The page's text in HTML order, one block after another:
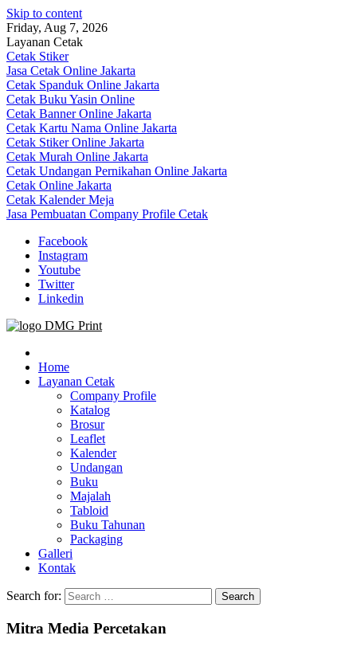
Skip to content
Friday, Aug 7, 2026
Layanan Cetak
Cetak Stiker
Jasa Cetak Online Jakarta
Cetak Spanduk Online Jakarta
Cetak Buku Yasin Online
Cetak Banner Online Jakarta
Cetak Kartu Nama Online Jakarta
Cetak Stiker Online Jakarta
Cetak Murah Online Jakarta
Cetak Undangan Pernikahan Online Jakarta
Cetak Online Jakarta
Cetak Kalender Meja
Jasa Pembuatan Company Profile Cetak
Facebook
Instagram
Youtube
Twitter
Linkedin
Jasa Cetak Online DMG Printing
Home
Layanan Cetak
Company Profile
Katalog
Brosur
Leaflet
Kalender
Undangan
Buku
Majalah
Tabloid
Buku Tahunan
Packaging
Galleri
Kontak
Search for:
Mitra Media Percetakan